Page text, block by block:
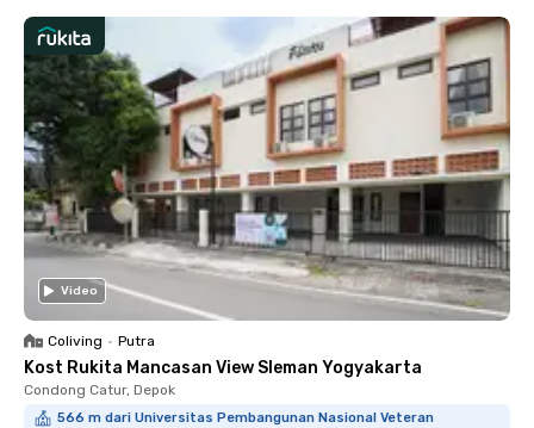
Video
Coliving • Putra
Kost Rukita Mancasan View Sleman Yogyakarta
Condong Catur, Depok
566 m dari Universitas Pembangunan Nasional Veteran